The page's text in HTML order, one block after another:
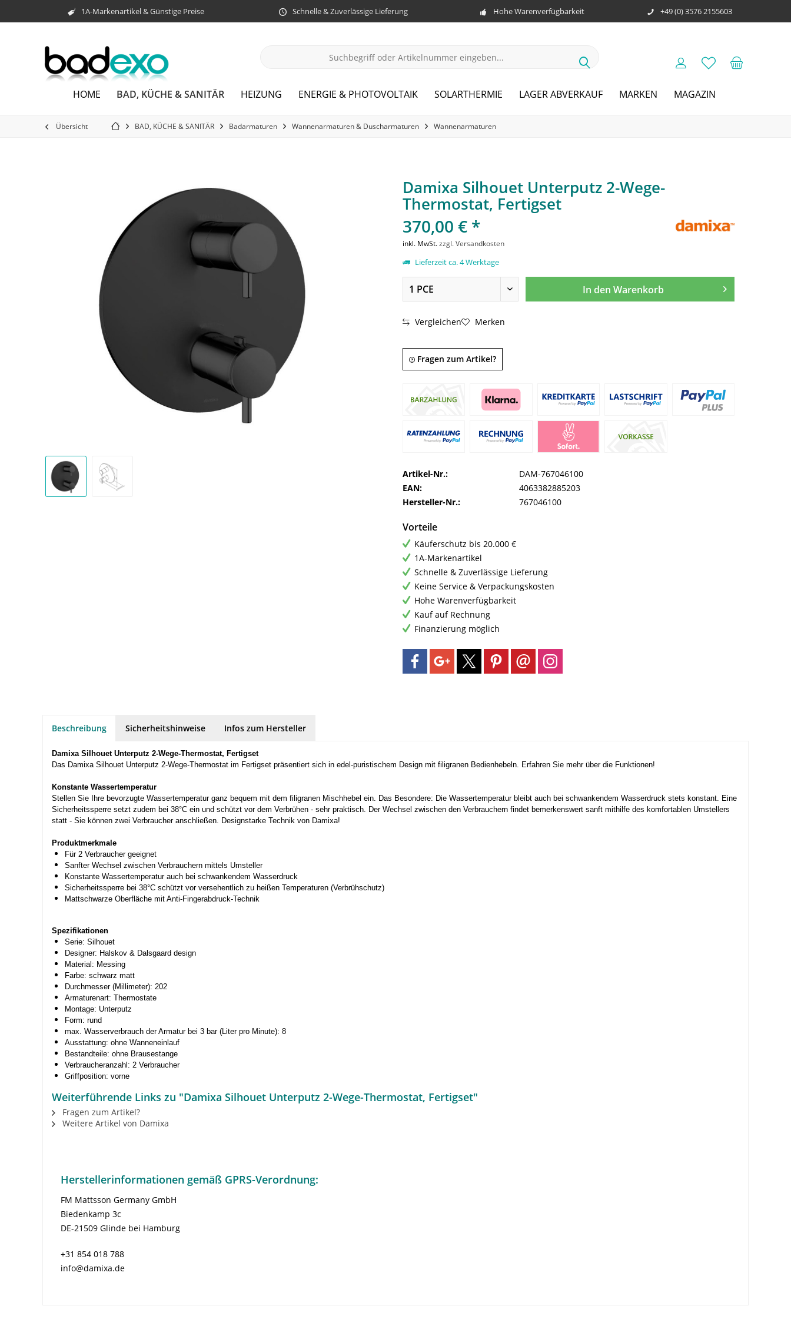
1A-Markenartikel & Günstige Preise Schnelle & Zuverlässige Lieferung Hohe Warenverfügbarkeit +49 (0) 3576 2155603
HOME BAD, KÜCHE & SANITÄR HEIZUNG ENERGIE & PHOTOVOLTAIK SOLARTHERMIE LAGER ABVERKAUF MARKEN MAGAZIN
Übersicht BAD, KÜCHE & SANITÄR Badarmaturen Wannenarmaturen & Duscharmaturen Wannenarmaturen
Damixa Silhouet Unterputz 2-Wege-
Thermostat, Fertigset
370,00 € *
inkl. MwSt.zzgl. Versandkosten
Lieferzeit ca. 4 Werktage
In den Warenkorb
Vergleichen Merken
Fragen zum Artikel?
Artikel-Nr.:
DAM-767046100
EAN:
4063382885203
Hersteller-Nr.:
767046100
Vorteile
Käuferschutz bis 20.000 €
1A-Markenartikel
Schnelle & Zuverlässige Lieferung
Keine Service & Verpackungskosten
Hohe Warenverfügbarkeit
Kauf auf Rechnung
Finanzierung möglich
Beschreibung Sicherheitshinweise Infos zum Hersteller
Damixa Silhouet Unterputz 2-Wege-Thermostat, Fertigset
Das Damixa Silhouet Unterputz 2-Wege-Thermostat im Fertigset präsentiert sich in edel-puristischem Design mit filigranen Bedienhebeln. Erfahren Sie mehr über die Funktionen!
Konstante Wassertemperatur
Stellen Sie Ihre bevorzugte Wassertemperatur ganz bequem mit dem filigranen Mischhebel ein. Das Besondere: Die Wassertemperatur bleibt auch bei schwankendem Wasserdruck stets konstant. Eine
Sicherheitssperre setzt zudem bei 38°C ein und schützt vor dem Verbrühen - sehr praktisch. Der Wechsel zwischen den Verbrauchern findet bemerkenswert sanft mithilfe des komfortablen Umstellers
statt - Sie können zwei Verbraucher anschließen. Designstarke Technik von Damixa!
Produktmerkmale
Für 2 Verbraucher geeignet
Sanfter Wechsel zwischen Verbrauchern mittels Umsteller
Konstante Wassertemperatur auch bei schwankendem Wasserdruck
Sicherheitssperre bei 38°C schützt vor versehentlich zu heißen Temperaturen (Verbrühschutz)
Mattschwarze Oberfläche mit Anti-Fingerabdruck-Technik
Spezifikationen
Serie: Silhouet
Designer: Halskov & Dalsgaard design
Material: Messing
Farbe: schwarz matt
Durchmesser (Millimeter): 202
Armaturenart: Thermostate
Montage: Unterputz
Form: rund
max. Wasserverbrauch der Armatur bei 3 bar (Liter pro Minute): 8
Ausstattung: ohne Wanneneinlauf
Bestandteile: ohne Brausestange
Verbraucheranzahl: 2 Verbraucher
Griffposition: vorne
Weiterführende Links zu "Damixa Silhouet Unterputz 2-Wege-Thermostat, Fertigset"
Fragen zum Artikel?
Weitere Artikel von Damixa
Herstellerinformationen gemäß GPRS-Verordnung:
FM Mattsson Germany GmbH
Biedenkamp 3c
DE-21509 Glinde bei Hamburg
+31 854 018 788
info@damixa.de